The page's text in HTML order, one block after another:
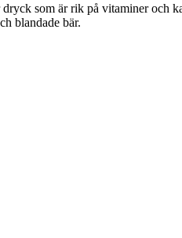
som är rik på vitaminer
blandade bär.